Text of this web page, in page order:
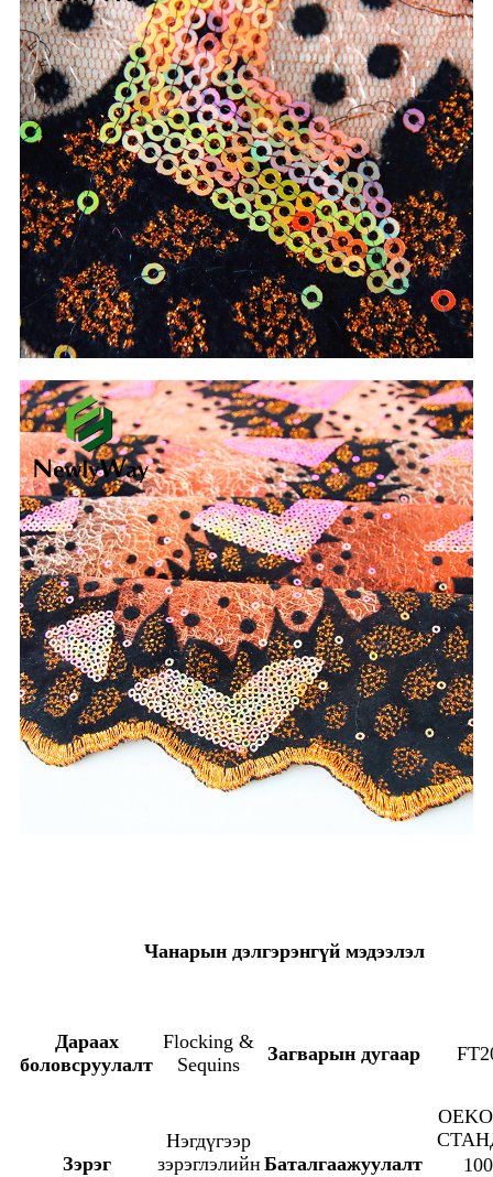
Чанарын дэлгэрэнгүй мэдээлэл
Дараах
боловсруулалт
Flocking &
Sequins
Загварын дугаар
Зэрэг
Нэгдүгээр
зэрэглэлийн Баталгаажуулалт